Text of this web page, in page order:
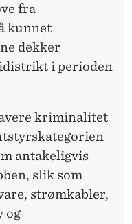
fra
kunnet
dekker
i perioden
kriminalitet
antakeligvis
slik som
strømkabler,
og